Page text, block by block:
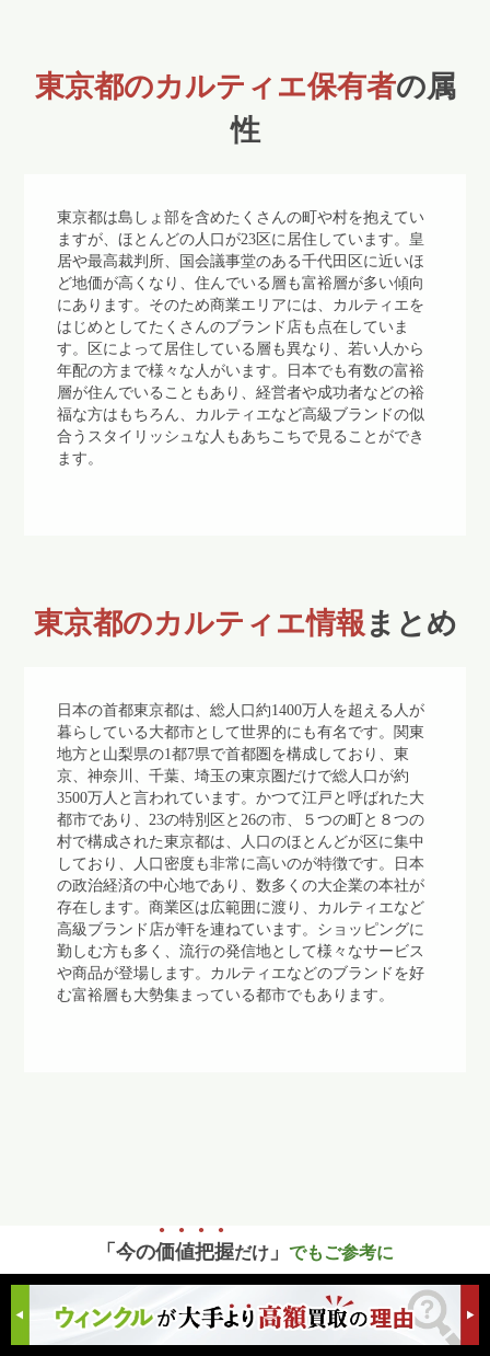
東京都のカルティエ保有者の属
性
東京都は島しょ部を含めたくさんの町や村を抱えてい
ますが、ほとんどの人口が23区に居住しています。皇
居や最高裁判所、国会議事堂のある千代田区に近いほ
ど地価が高くなり、住んでいる層も富裕層が多い傾向
にあります。そのため商業エリアには、カルティエを
はじめとしてたくさんのブランド店も点在していま
す。区によって居住している層も異なり、若い人から
年配の方まで様々な人がいます。日本でも有数の富裕
層が住んでいることもあり、経営者や成功者などの裕
福な方はもちろん、カルティエなど高級ブランドの似
合うスタイリッシュな人もあちこちで見ることができ
ます。
東京都のカルティエ情報 まとめ
日本の首都東京都は、総人口約1400万人を超える人が
暮らしている大都市として世界的にも有名です。関東
地方と山梨県の1都7県で首都圏を構成しており、東
京、神奈川、千葉、埼玉の東京圏だけで総人口が約
3500万人と言われています。かつて江戸と呼ばれた大
都市であり、23の特別区と26の市、５つの町と８つの
村で構成された東京都は、人口のほとんどが区に集中
しており、人口密度も非常に高いのが特徴です。日本
の政治経済の中心地であり、数多くの大企業の本社が
存在します。商業区は広範囲に渡り、カルティエなど
高級ブランド店が軒を連ねています。ショッピングに
勤しむ方も多く、流行の発信地として様々なサービス
や商品が登場します。カルティエなどのブランドを好
む富裕層も大勢集まっている都市でもあります。
「今の価値把握だけ 」 でもご参考に
確認してみませんか？